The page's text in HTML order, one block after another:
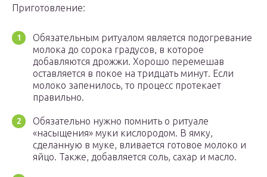
Приготовление:
Обязательным ритуалом является подогревание
молока до сорока градусов, в которое
добавляются дрожжи. Хорошо перемешав
оставляется в покое на тридцать минут. Если
молоко запенилось, то процесс протекает
правильно.
Обязательно нужно помнить о ритуале
«насыщения» муки кислородом. В ямку,
сделанную в муке, вливается готовое молоко и
яйцо. Также, добавляется соль, сахар и масло.